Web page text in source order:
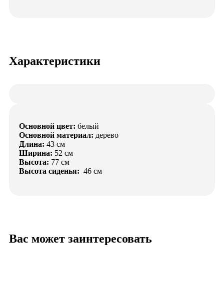
Характеристики
Основной цвет: белый
Основной материал: дерево
Длина: 43 см
Ширина: 52 см
Высота: 77 см
Высота сиденья: 46 см
Вас может заинтересовать